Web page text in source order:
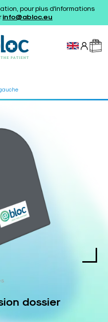
pour plus d'informations
info@abloc.eu
dossier